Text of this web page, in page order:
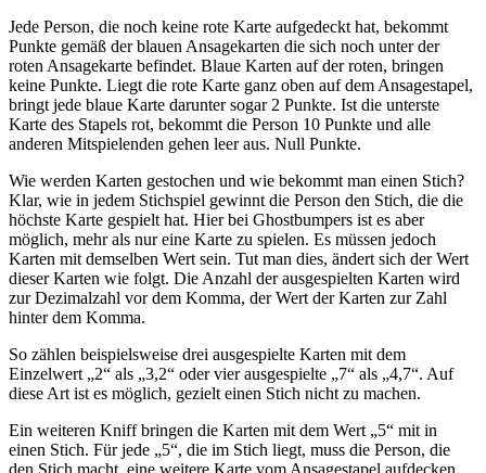
Jede Person, die noch keine rote Karte aufgedeckt hat, bekommt
Punkte gemäß der blauen Ansagekarten die sich noch unter der
roten Ansagekarte befindet. Blaue Karten auf der roten, bringen
keine Punkte. Liegt die rote Karte ganz oben auf dem Ansagestapel,
bringt jede blaue Karte darunter sogar 2 Punkte. Ist die unterste
Karte des Stapels rot, bekommt die Person 10 Punkte und alle
anderen Mitspielenden gehen leer aus. Null Punkte.
Wie werden Karten gestochen und wie bekommt man einen Stich?
Klar, wie in jedem Stichspiel gewinnt die Person den Stich, die die
höchste Karte gespielt hat. Hier bei Ghostbumpers ist es aber
möglich, mehr als nur eine Karte zu spielen. Es müssen jedoch
Karten mit demselben Wert sein. Tut man dies, ändert sich der Wert
dieser Karten wie folgt. Die Anzahl der ausgespielten Karten wird
zur Dezimalzahl vor dem Komma, der Wert der Karten zur Zahl
hinter dem Komma.
So zählen beispielsweise drei ausgespielte Karten mit dem
Einzelwert „2“ als „3,2“ oder vier ausgespielte „7“ als „4,7“. Auf
diese Art ist es möglich, gezielt einen Stich nicht zu machen.
Ein weiteren Kniff bringen die Karten mit dem Wert „5“ mit in
einen Stich. Für jede „5“, die im Stich liegt, muss die Person, die
den Stich macht, eine weitere Karte vom Ansagestapel aufdecken.